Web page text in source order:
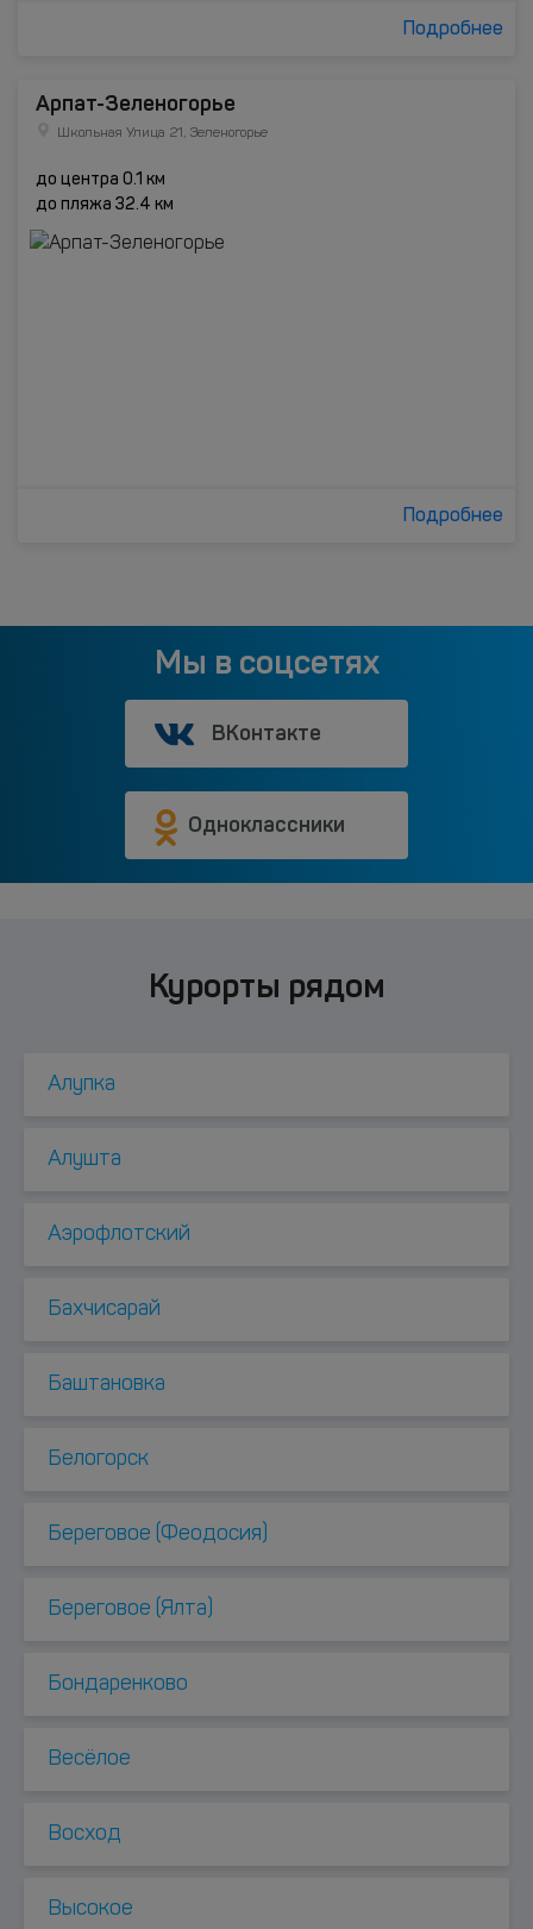
Подробнее
Арпат-Зеленогорье
Школьная Улица 21, Зеленогорье
до центра 0.1 км
до пляжа 32.4 км
Подробнее
Мы в соцсетях
ВКонтакте
Одноклассники
Курорты рядом
Алупка
Алушта
Аэрофлотский
Бахчисарай
Баштановка
Белогорск
Береговое (Феодосия)
Береговое (Ялта)
Бондаренково
Весёлое
Восход
Высокое